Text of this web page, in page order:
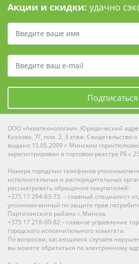
Акции и скидки: удачно
Подписаться
ООО «Акватехнологии». Юридический
Козлова, 7Г, пом. 2, 3 этаж. Свидетельство
выдано 15.05.2009 г. Минским
зарегистрирован в торговом реестре РБ с
Номера городских телефонов
исполнительных и распорядительных
рассматривать обращения покупателей:
+375 17 294-63-73 – главный специалист
уполномоченный по защите прав
Партизанского района г. Минска.
+375 17 218-00-82 – главное управление
городского исполнительного комитета.
По вопросам, касающимся случаев
вы можете обратиться по электронному